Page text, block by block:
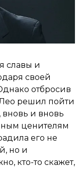
славы и
своей
отбросив
решил пойти
и вновь
ценителям
его не
но и
кто-то скажет,